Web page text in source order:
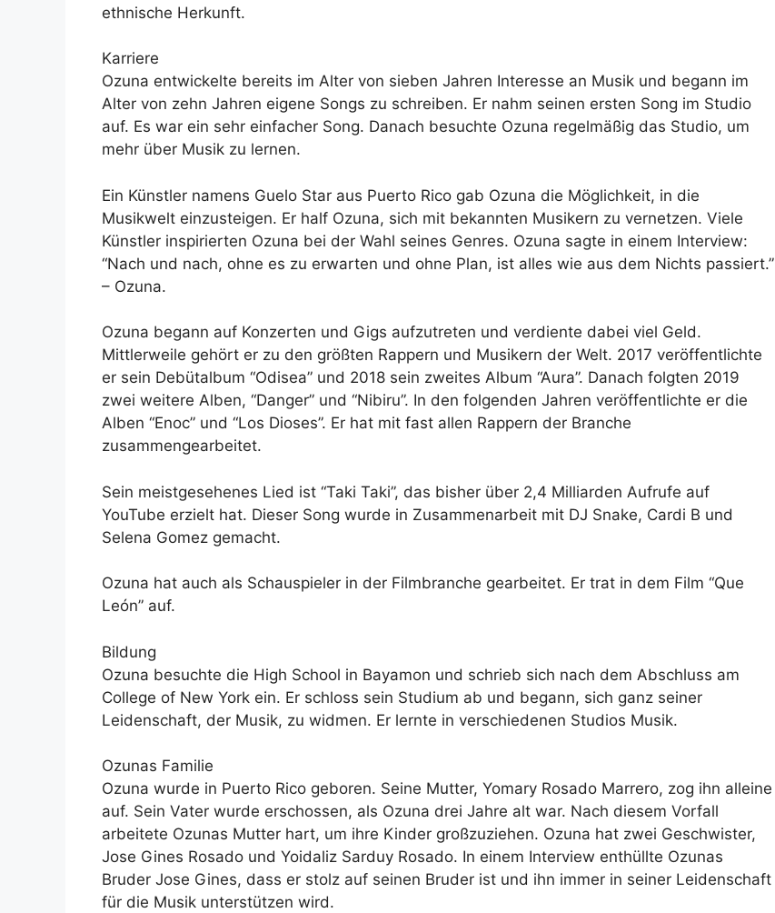
ethnische Herkunft.
Karriere
Ozuna entwickelte bereits im Alter von sieben Jahren Interesse an Musik und begann im
Alter von zehn Jahren eigene Songs zu schreiben. Er nahm seinen ersten Song im Studio
auf. Es war ein sehr einfacher Song. Danach besuchte Ozuna regelmäßig das Studio, um
mehr über Musik zu lernen.
Ein Künstler namens Guelo Star aus Puerto Rico gab Ozuna die Möglichkeit, in die
Musikwelt einzusteigen. Er half Ozuna, sich mit bekannten Musikern zu vernetzen. Viele
Künstler inspirierten Ozuna bei der Wahl seines Genres. Ozuna sagte in einem Interview:
“Nach und nach, ohne es zu erwarten und ohne Plan, ist alles wie aus dem Nichts passiert.”
– Ozuna.
Ozuna begann auf Konzerten und Gigs aufzutreten und verdiente dabei viel Geld.
Mittlerweile gehört er zu den größten Rappern und Musikern der Welt. 2017 veröffentlichte
er sein Debütalbum “Odisea” und 2018 sein zweites Album “Aura”. Danach folgten 2019
zwei weitere Alben, “Danger” und “Nibiru”. In den folgenden Jahren veröffentlichte er die
Alben “Enoc” und “Los Dioses”. Er hat mit fast allen Rappern der Branche
zusammengearbeitet.
Sein meistgesehenes Lied ist “Taki Taki”, das bisher über 2,4 Milliarden Aufrufe auf
YouTube erzielt hat. Dieser Song wurde in Zusammenarbeit mit DJ Snake, Cardi B und
Selena Gomez gemacht.
Ozuna hat auch als Schauspieler in der Filmbranche gearbeitet. Er trat in dem Film “Que
León” auf.
Bildung
Ozuna besuchte die High School in Bayamon und schrieb sich nach dem Abschluss am
College of New York ein. Er schloss sein Studium ab und begann, sich ganz seiner
Leidenschaft, der Musik, zu widmen. Er lernte in verschiedenen Studios Musik.
Ozunas Familie
Ozuna wurde in Puerto Rico geboren. Seine Mutter, Yomary Rosado Marrero, zog ihn alleine
auf. Sein Vater wurde erschossen, als Ozuna drei Jahre alt war. Nach diesem Vorfall
arbeitete Ozunas Mutter hart, um ihre Kinder großzuziehen. Ozuna hat zwei Geschwister,
Jose Gines Rosado und Yoidaliz Sarduy Rosado. In einem Interview enthüllte Ozunas
Bruder Jose Gines, dass er stolz auf seinen Bruder ist und ihn immer in seiner Leidenschaft
für die Musik unterstützen wird.